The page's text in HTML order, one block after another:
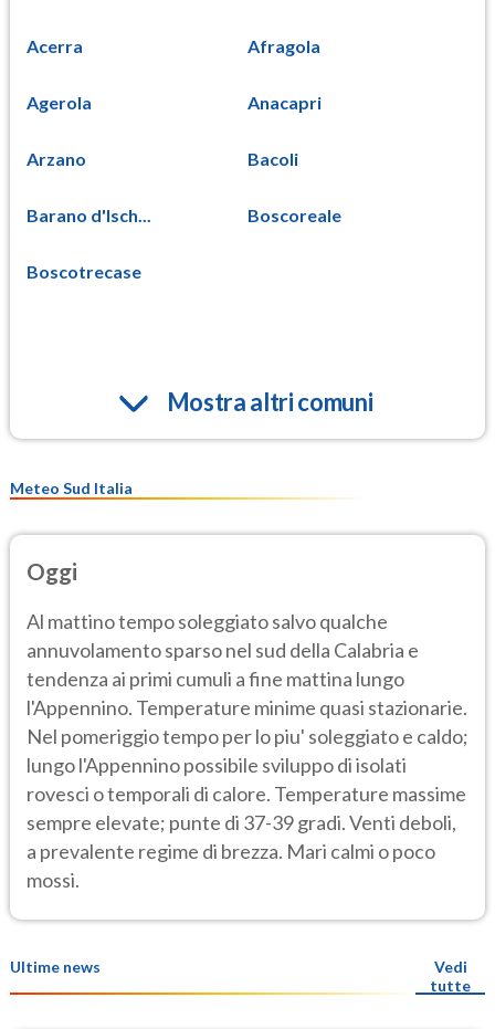
Acerra Afragola
Agerola Anacapri
Arzano Bacoli
Barano d'Isch... Boscoreale
Boscotrecase
Mostra altri comuni
Meteo Sud Italia
Oggi
Al mattino tempo soleggiato salvo qualche
annuvolamento sparso nel sud della Calabria e
tendenza ai primi cumuli a fine mattina lungo
l'Appennino. Temperature minime quasi stazionarie.
Nel pomeriggio tempo per lo piu' soleggiato e caldo;
lungo l'Appennino possibile sviluppo di isolati
rovesci o temporali di calore. Temperature massime
sempre elevate; punte di 37-39 gradi. Venti deboli,
a prevalente regime di brezza. Mari calmi o poco
mossi.
Ultime news
Vedi
tutte